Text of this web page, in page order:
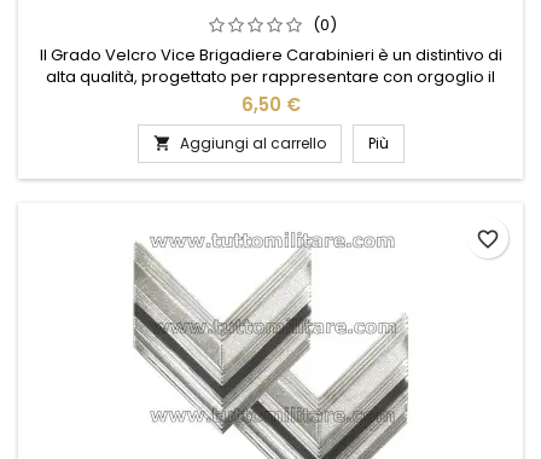
(0)
Il Grado Velcro Vice Brigadiere Carabinieri è un distintivo di
alta qualità, progettato per rappresentare con orgoglio il
ruolo di Vice Brigadiere all'interno dell'Arma dei Carabinieri.
Realizzato con materiali resistenti e un sistema di fissaggio in
velcro, garantisce una tenuta sicura e duratura su qualsiasi
uniforme. Il design elegante e dettagliato...
6,50 €
 Aggiungi al carrello Più
favorite_border